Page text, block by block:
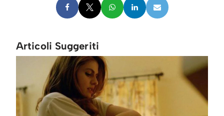
Articoli Suggeriti